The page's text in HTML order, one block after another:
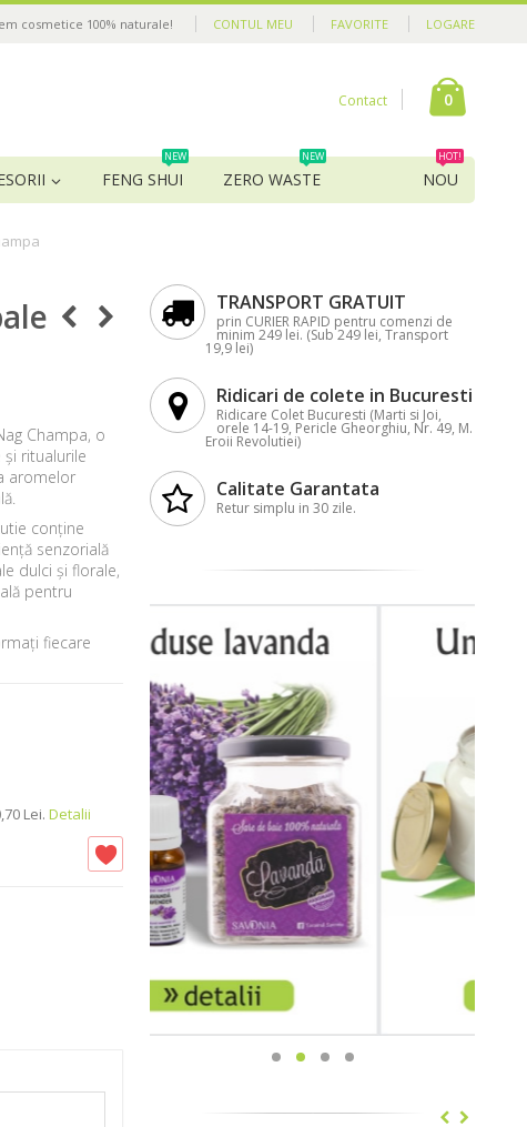
CONTUL MEU FAVORITE LOGARE
cosmetice 100% naturale!
Contact 0
FENG SHUI
NEW
ZERO WASTE
NEW
NOU
HOT!
Champa, o
ritualurile
aromelor
conține
senzorială
dulci și florale,
pentru
fiecare
Lei. Detalii
TRANSPORT GRATUIT
prin CURIER RAPID pentru comenzi de
minim 249 lei. (Sub 249 lei, Transport
19,9 lei)
Ridicari de colete in Bucuresti
Ridicare Colet Bucuresti (Marti si Joi,
orele 14-19, Pericle Gheorghiu, Nr. 49, M.
Eroii Revolutiei)
Calitate Garantata
Retur simplu in 30 zile.